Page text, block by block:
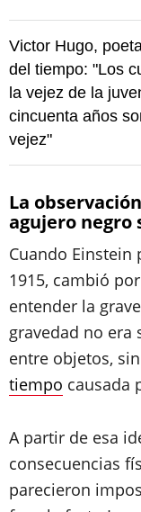
Victor Hugo,
del tiempo: "Los
la vejez de la
cincuenta años
vejez"
La
agujero negro
Cuando Einstein
1915, cambió
entender la
gravedad no
entre objetos,
tiempo causada
A partir de esa
consecuencias
parecieron